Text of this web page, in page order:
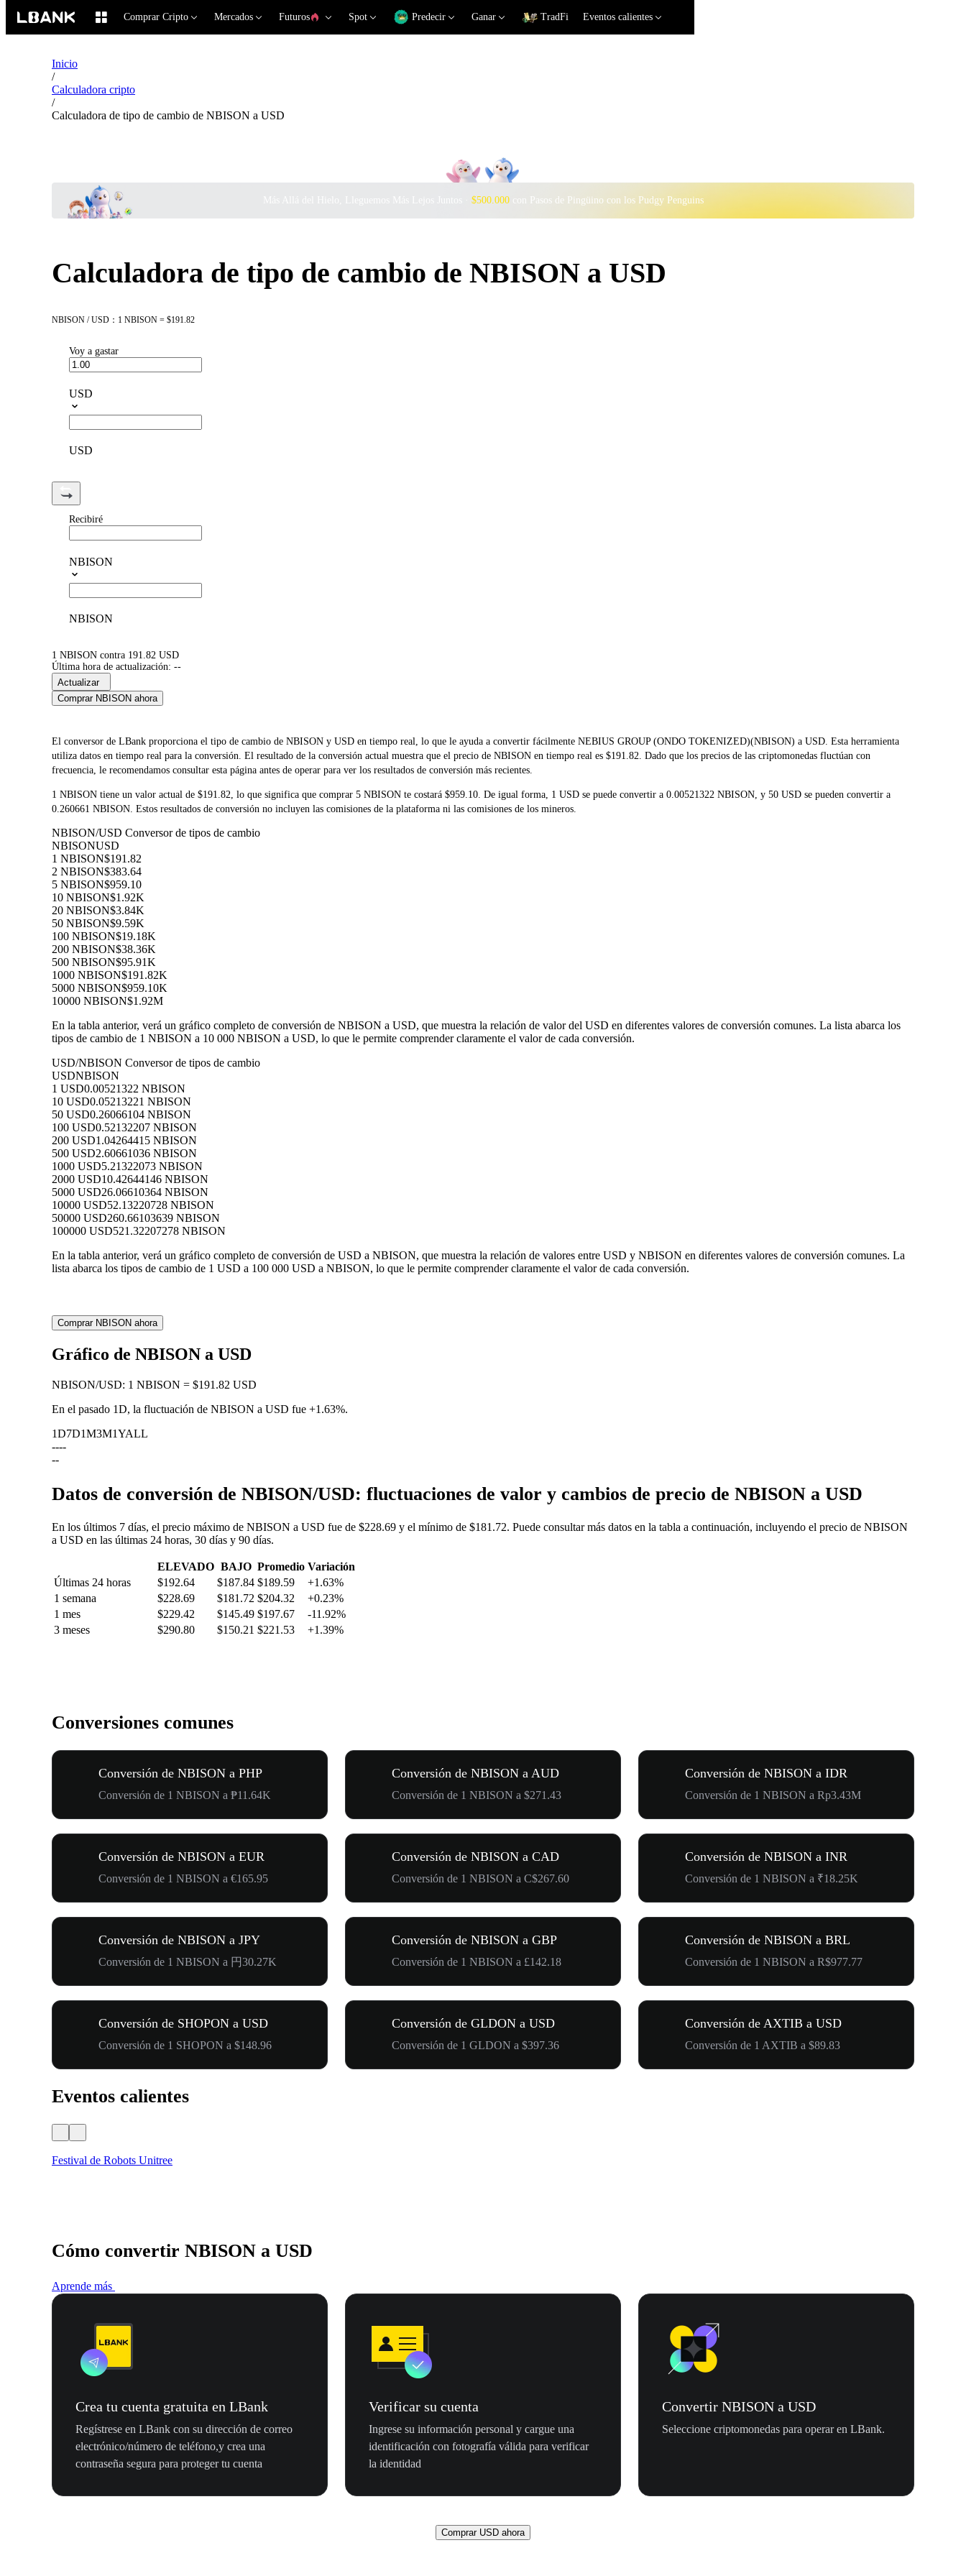
Comprar Cripto Mercados Futuros Spot Predecir Ganar TradFi Eventos calientes
Inicio
/
Calculadora cripto
/
Calculadora de tipo de cambio de NBISON a USD
Más Allá del Hielo, Lleguemos Más Lejos Juntos · $500.000con Pasos de Pingüino con los Pudgy Penguins
Calculadora de tipo de cambio de NBISON a USD
NBISON / USD：1 NBISON = $191.82
Voy a gastar
USD
USD
Recibiré
NBISON
NBISON
1 NBISON contra 191.82 USD
Última hora de actualización: --
Actualizar
Comprar NBISON ahora
El conversor de LBank proporciona el tipo de cambio de NBISON y USD en tiempo real, lo que le ayuda a convertir fácilmente NEBIUS GROUP (ONDO TOKENIZED)(NBISON) a USD. Esta herramienta
utiliza datos en tiempo real para la conversión. El resultado de la conversión actual muestra que el precio de NBISON en tiempo real es $191.82. Dado que los precios de las criptomonedas fluctúan con
frecuencia, le recomendamos consultar esta página antes de operar para ver los resultados de conversión más recientes.
1 NBISON tiene un valor actual de $191.82, lo que significa que comprar 5 NBISON te costará $959.10. De igual forma, 1 USD se puede convertir a 0.00521322 NBISON, y 50 USD se pueden convertir a
0.260661 NBISON. Estos resultados de conversión no incluyen las comisiones de la plataforma ni las comisiones de los mineros.
NBISON/USD Conversor de tipos de cambio
NBISONUSD
1 NBISON$191.82
2 NBISON$383.64
5 NBISON$959.10
10 NBISON$1.92K
20 NBISON$3.84K
50 NBISON$9.59K
100 NBISON$19.18K
200 NBISON$38.36K
500 NBISON$95.91K
1000 NBISON$191.82K
5000 NBISON$959.10K
10000 NBISON$1.92M
En la tabla anterior, verá un gráfico completo de conversión de NBISON a USD, que muestra la relación de valor del USD en diferentes valores de conversión comunes. La lista abarca los
tipos de cambio de 1 NBISON a 10 000 NBISON a USD, lo que le permite comprender claramente el valor de cada conversión.
USD/NBISON Conversor de tipos de cambio
USDNBISON
1 USD0.00521322 NBISON
10 USD0.05213221 NBISON
50 USD0.26066104 NBISON
100 USD0.52132207 NBISON
200 USD1.04264415 NBISON
500 USD2.60661036 NBISON
1000 USD5.21322073 NBISON
2000 USD10.42644146 NBISON
5000 USD26.06610364 NBISON
10000 USD52.13220728 NBISON
50000 USD260.66103639 NBISON
100000 USD521.32207278 NBISON
En la tabla anterior, verá un gráfico completo de conversión de USD a NBISON, que muestra la relación de valores entre USD y NBISON en diferentes valores de conversión comunes. La
lista abarca los tipos de cambio de 1 USD a 100 000 USD a NBISON, lo que le permite comprender claramente el valor de cada conversión.
Comprar NBISON ahora
Gráfico de NBISON a USD
NBISON/USD: 1 NBISON = $191.82 USD
En el pasado 1D, la fluctuación de NBISON a USD fue +1.63%.
1D7D1M3M1YALL
----
--
Datos de conversión de NBISON/USD: fluctuaciones de valor y cambios de precio de NBISON a USD
En los últimos 7 días, el precio máximo de NBISON a USD fue de $228.69 y el mínimo de $181.72. Puede consultar más datos en la tabla a continuación, incluyendo el precio de NBISON
a USD en las últimas 24 horas, 30 días y 90 días.
ELEVADO BAJO Promedio Variación
Últimas 24 horas
$192.64 $187.84 $189.59
+1.63%
1 semana
$228.69 $181.72 $204.32
+0.23%
1 mes
$229.42 $145.49 $197.67
-11.92%
3 meses
$290.80 $150.21 $221.53 +1.39%
Conversiones comunes
Conversión de NBISON a PHP
Conversión de 1 NBISON a ₱11.64K
Conversión de NBISON a AUD
Conversión de 1 NBISON a $271.43
Conversión de NBISON a IDR
Conversión de 1 NBISON a Rp3.43M
Conversión de NBISON a EUR
Conversión de 1 NBISON a €165.95
Conversión de NBISON a CAD
Conversión de 1 NBISON a C$267.60
Conversión de NBISON a INR
Conversión de 1 NBISON a ₹18.25K
Conversión de NBISON a JPY
Conversión de 1 NBISON a 円30.27K
Conversión de NBISON a GBP
Conversión de 1 NBISON a £142.18
Conversión de NBISON a BRL
Conversión de 1 NBISON a R$977.77
Conversión de SHOPON a USD
Conversión de 1 SHOPON a $148.96
Conversión de GLDON a USD
Conversión de 1 GLDON a $397.36
Conversión de AXTIB a USD
Conversión de 1 AXTIB a $89.83
Eventos calientes
Festival de Robots Unitree
Cómo convertir NBISON a USD
Aprende más
Crea tu cuenta gratuita en LBank
Regístrese en LBank con su dirección de correo
electrónico/número de teléfono,y crea una
contraseña segura para proteger tu cuenta
Verificar su cuenta
Ingrese su información personal y cargue una
identificación con fotografía válida para verificar
la identidad
Convertir NBISON a USD
Seleccione criptomonedas para operar en LBank.
Comprar USD ahora